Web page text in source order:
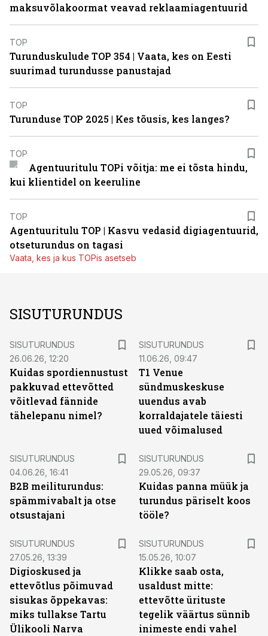
maksuvõlakoormat veavad reklaamiagentuurid
TOP
Turunduskulude TOP 354 | Vaata, kes on Eesti
suurimad turundusse panustajad
TOP
Turunduse TOP 2025 | Kes tõusis, kes langes?
TOP
Agentuuritulu TOPi võitja: me ei tõsta hindu,
kui klientidel on keeruline
TOP
Agentuuritulu TOP | Kasvu vedasid digiagentuurid,
otseturundus on tagasi
Vaata, kes ja kus TOPis asetseb
SISUTURUNDUS
SISUTURUNDUS
26.06.26, 12:20
Kuidas spordiennustust
pakkuvad ettevõtted
võitlevad fännide
tähelepanu nimel?
SISUTURUNDUS
11.06.26, 09:47
T1 Venue
sündmuskeskuse
uuendus avab
korraldajatele täiesti
uued võimalused
SISUTURUNDUS
04.06.26, 16:41
B2B meiliturundus:
spämmivabalt ja otse
otsustajani
SISUTURUNDUS
29.05.26, 09:37
Kuidas panna müük ja
turundus päriselt koos
tööle?
SISUTURUNDUS
27.05.26, 13:39
Digioskused ja
ettevõtlus põimuvad
sisukas õppekavas:
miks tullakse Tartu
Ülikooli Narva
SISUTURUNDUS
15.05.26, 10:07
Klikke saab osta,
usaldust mitte:
ettevõtte ürituste
tegelik väärtus sünnib
inimeste endi vahel